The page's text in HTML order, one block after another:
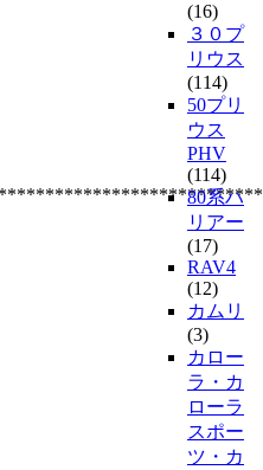
(16)
３０プ
リウス
(114)
50プリ
ウス
PHV
(114)
80系ハ
リアー
(17)
RAV4
(12)
カムリ
(3)
カロー
ラ・カ
ローラ
スポー
ツ・カ